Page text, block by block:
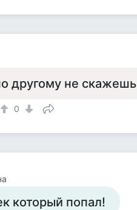
другому не скажешь
0
который попал!